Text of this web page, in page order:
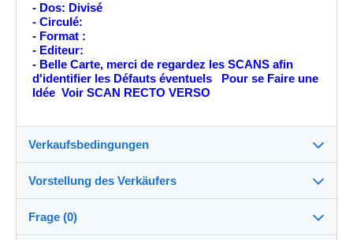
- Dos: Divisé
- Circulé:
- Format :
- Editeur:
- Belle Carte, merci de regardez les SCANS afin
d'identifier les Défauts éventuels Pour se Faire une
Idée Voir SCAN RECTO VERSO
Verkaufsbedingungen
Verkaufsbedingungen im Detail
Vorstellung des Verkäufers
CARTOUEST100%(10875x)
Frage (0)